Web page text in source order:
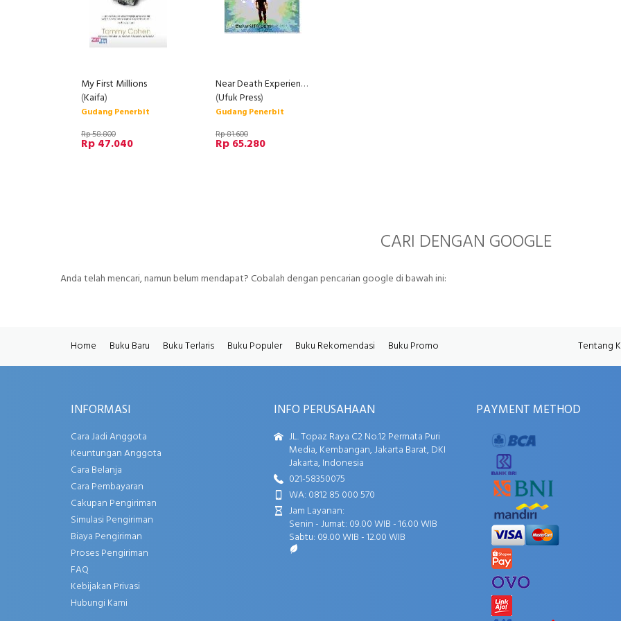
My First Millions
(Kaifa)
Gudang Penerbit
Rp 58.800
Rp 47.040
Near Death Experiences - Kematian Bukanlah Akhir Namun Sebuah Permulaan
(Ufuk Press)
Gudang Penerbit
Rp 81.600
Rp 65.280
CARI DENGAN GOOGLE
Anda telah mencari, namun belum mendapat? Cobalah dengan pencarian google di bawah ini:
Home Buku Baru Buku Terlaris Buku Populer Buku Rekomendasi Buku Promo Tentang
INFORMASI
Cara Jadi Anggota
Keuntungan Anggota
Cara Belanja
Cara Pembayaran
Cakupan Pengiriman
Simulasi Pengiriman
Biaya Pengiriman
Proses Pengiriman
FAQ
Kebijakan Privasi
Hubungi Kami
INFO PERUSAHAAN
JL. Topaz Raya C2 No.12 Permata Puri
Media, Kembangan, Jakarta Barat, DKI
Jakarta, Indonesia
021-58350075
WA: 0812 85 000 570
Jam Layanan:
Senin - Jumat: 09.00 WIB - 16.00 WIB
Sabtu: 09.00 WIB - 12.00 WIB
PAYMENT METHOD